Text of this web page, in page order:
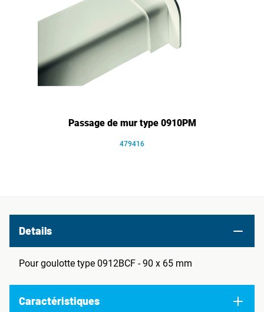
Passage de mur type 0910PM
479416
Details
Pour goulotte type 0912BCF - 90 x 65 mm
Caractéristiques